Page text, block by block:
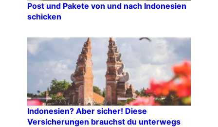
Post und Pakete von und nach Indonesien
schicken
Indonesien? Aber sicher! Diese
Versicherungen brauchst du unterwegs